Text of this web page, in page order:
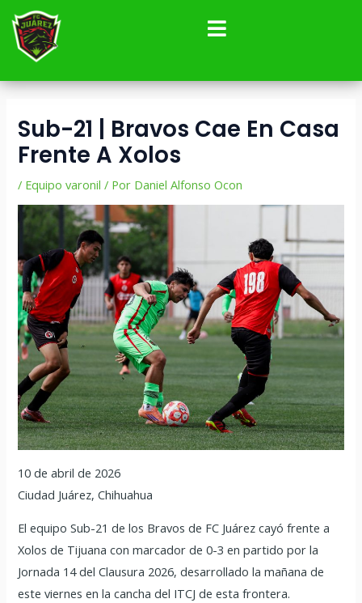
contenido
Sub-21 | Bravos Cae En Casa
Frente A Xolos
/ Equipo varonil / Por Daniel Alfonso Ocon
10 de abril de 2026
Ciudad Juárez, Chihuahua
El equipo Sub-21 de los Bravos de FC Juárez cayó frente a
Xolos de Tijuana con marcador de 0-3 en partido por la
Jornada 14 del Clausura 2026, desarrollado la mañana de
este viernes en la cancha del ITCJ de esta frontera.
Navegación
de
entradas